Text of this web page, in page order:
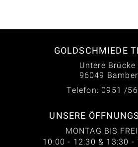
GOLDSCHMIEDE
Untere Brücke
96049
Telefon: 0951 /
UNSERE
MONTAG BIS
10:00 - 12:30 & 13:30 -